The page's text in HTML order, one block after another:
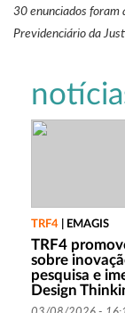
30 enunciados
Previdenciário da
TRF4 EMAGIS
TRF4
sobre
pesquisa e
Design